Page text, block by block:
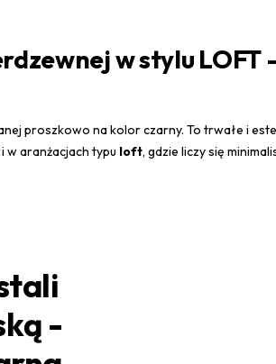
w stylu LOFT
proszkowo na kolor czarny. To trwałe i
w aranżacjach typu loft, gdzie liczy się
-